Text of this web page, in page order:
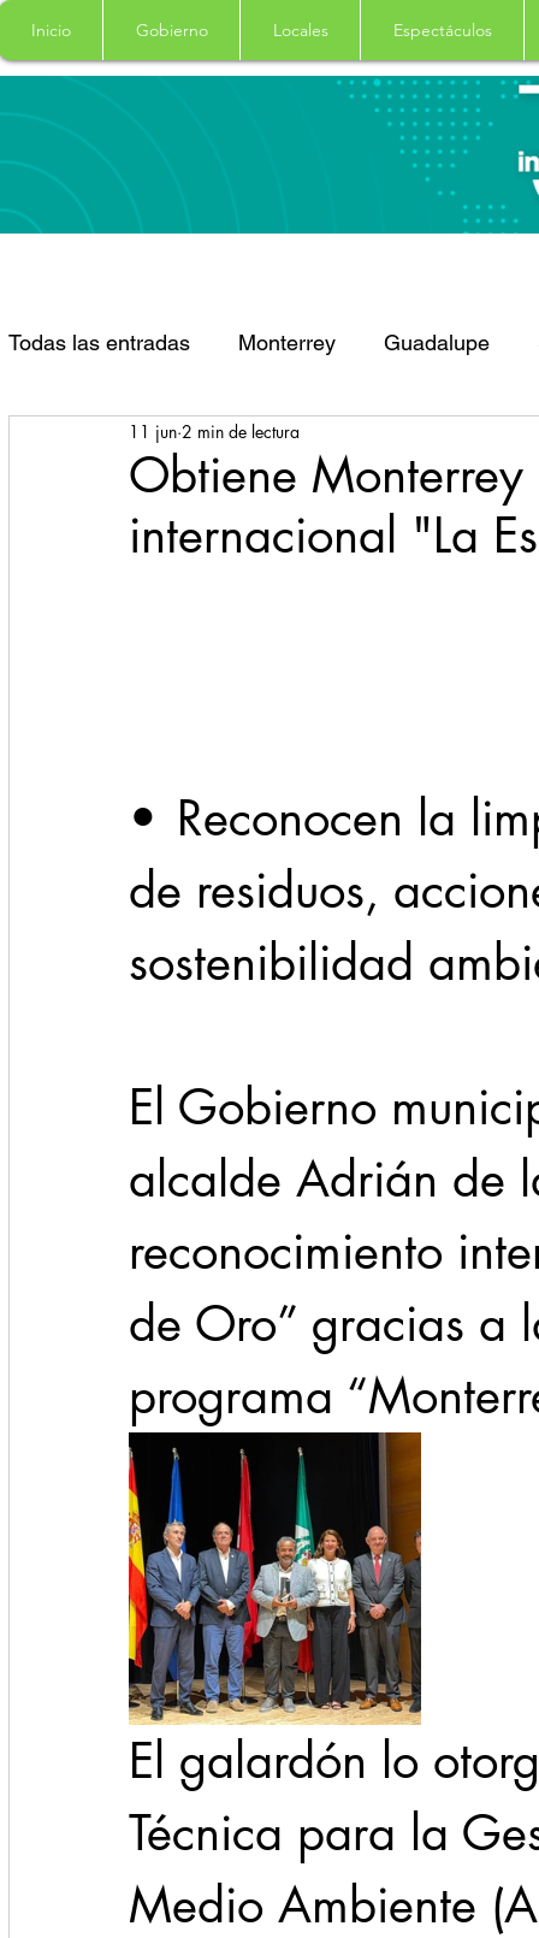
Inicio Gobierno Locales Espectáculos
Todas las entradas Monterrey Guadalupe
Santa Catarina San Pedro Garza Garcia
Espectaculos Clima Principal Salud
Obtiene
internacional "La
11 jun 2 min de lectura
•	Reconocen la limpieza urbana, gestión
de residuos,
sostenibilidad
El Gobierno
alcalde Adrián de
reconocimiento
de Oro” gracias a
programa
El galardón lo
Técnica para la
Medio Ambiente